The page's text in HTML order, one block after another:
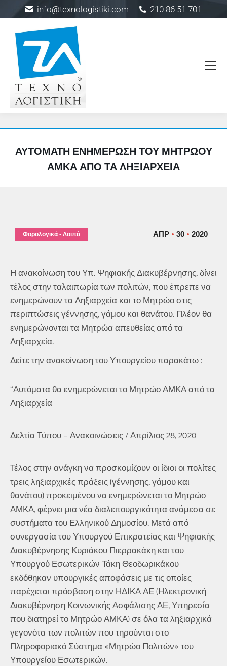
info@texnologistiki.com 210 86 51 701
ΑΥΤΌΜΑΤΗ ΕΝΗΜΈΡΩΣΗ ΤΟΥ ΜΗΤΡΏΟΥ
ΑΜΚΑ ΑΠΌ ΤΑ ΛΗΞΙΑΡΧΕΊΑ
ΑΠΡ 30 2020
Φορολογικά - Λοιπά
Η ανακοίνωση του Υπ. Ψηφιακής Διακυβέρνησης, δίνει
τέλος στην ταλαιπωρία των πολιτών, που έπρεπε να
ενημερώνουν τα Ληξιαρχεία και το Μητρώο στις
περιπτώσεις γέννησης, γάμου και θανάτου. Πλέον θα
ενημερώνονται τα Μητρώα απευθείας από τα
Ληξιαρχεία.
Δείτε την ανακοίνωση του Υπουργείου παρακάτω :
“Αυτόματα θα ενημερώνεται το Μητρώο ΑΜΚΑ από τα
Ληξιαρχεία
Δελτία Τύπου – Ανακοινώσεις / Απρίλιος 28, 2020
Τέλος στην ανάγκη να προσκομίζουν οι ίδιοι οι πολίτες
τρεις ληξιαρχικές πράξεις (γέννησης, γάμου και
θανάτου) προκειμένου να ενημερώνεται το Μητρώο
ΑΜΚΑ, φέρνει μια νέα διαλειτουργικότητα ανάμεσα σε
συστήματα του Ελληνικού Δημοσίου. Μετά από
συνεργασία του Υπουργού Επικρατείας και Ψηφιακής
Διακυβέρνησης Κυριάκου Πιερρακάκη και του
Υπουργού Εσωτερικών Τάκη Θεοδωρικάκου
εκδόθηκαν υπουργικές αποφάσεις με τις οποίες
παρέχεται πρόσβαση στην ΗΔΙΚΑ ΑΕ (Ηλεκτρονική
Διακυβέρνηση Κοινωνικής Ασφάλισης ΑΕ, Υπηρεσία
που διατηρεί το Μητρώο ΑΜΚΑ) σε όλα τα ληξιαρχικά
γεγονότα των πολιτών που τηρούνται στο
Πληροφοριακό Σύστημα «Μητρώο Πολιτών» του
Υπουργείου Εσωτερικών.